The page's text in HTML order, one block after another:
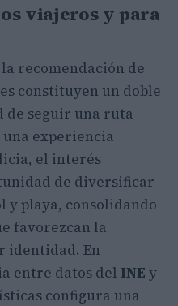
viajeros y para
recomendación de
constituyen un doble
seguir una ruta
experiencia
el interés
de diversificar
y playa, consolidando
favorezcan la
identidad. En
entre datos del INE y
configura una